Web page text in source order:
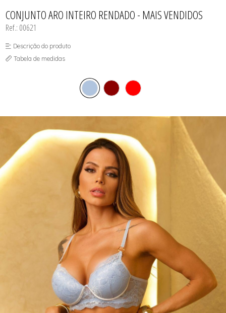
CAMISOLAS E ROBES
CONJUNTOS
SUTIÃS
CONJUNTO ARO INTEIRO RENDADO - MAIS VENDIDOS
Ref.: 00621
Descrição do produto
Tabela de medidas